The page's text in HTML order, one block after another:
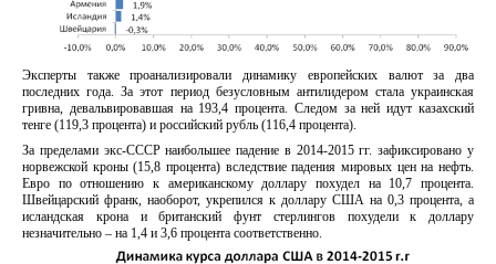
Эксперты также проанализировали динамику европейских валют за два
последних года. За этот период безусловным антилидером стала украинская
гривна, девальвировавшая на 193,4 процента. Следом за ней идут казахский
тенге (119,3 процента) и российский рубль (116,4 процента).
За пределами экс-СССР наибольшее падение в 2014-2015 гг. зафиксировано у
норвежской кроны (15,8 процента) вследствие падения мировых цен на нефть.
Евро по отношению к американскому доллару похудел на 10,7 процента.
Швейцарский франк, наоборот, укрепился к доллару США на 0,3 процента, а
исландская крона и британский фунт стерлингов похудели к доллару
незначительно – на 1,4 и 3,6 процента соответственно.